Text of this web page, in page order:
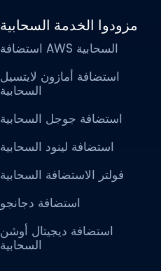
مزودوا الخدمة السحابية
استضافة AWS السحابية
استضافة أمازون لايتسيل
السحابية
استضافة جوجل السحابية
استضافة لينود السحابية
فولتر الاستضافة السحابية
استضافة دجانجو
استضافة ديجيتال أوشن
السحابية